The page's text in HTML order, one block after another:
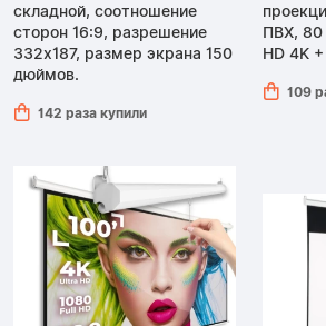
складной, соотношение
сторон 16:9, разрешение
332x187, размер экрана 150
дюймов.
142 раза купили
ПВХ, 80
HD 4K
109